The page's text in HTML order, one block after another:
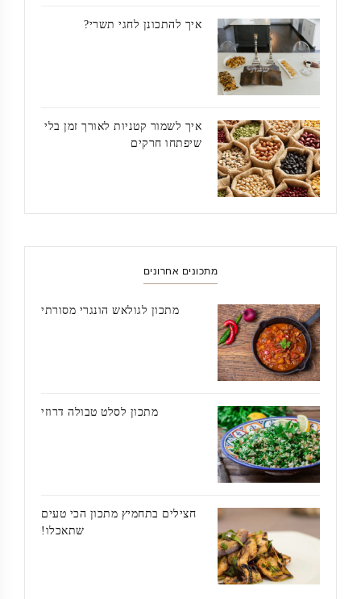
איך להתכונן לחגי תשרי?
איך לשמור קטניות לאורך זמן בלי
שיפתחו חרקים
מתכונים אחרונים
מתכון לגולאש הונגרי מסורתי
מתכון לסלט טבולה דרוזי
חצילים בתחמיץ מתכון הכי טעים
שתאכלו!